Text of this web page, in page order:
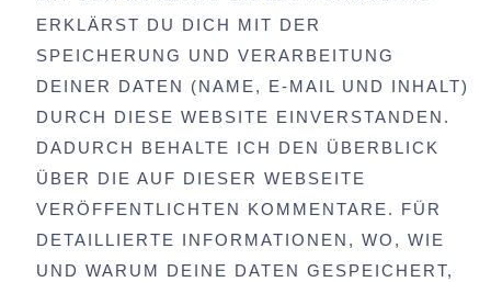
ERKLÄRST DU DICH MIT DER
SPEICHERUNG UND VERARBEITUNG
DEINER DATEN (NAME, E-MAIL UND INHALT)
DURCH DIESE WEBSITE EINVERSTANDEN.
DADURCH BEHALTE ICH DEN ÜBERBLICK
ÜBER DIE AUF DIESER WEBSEITE
VERÖFFENTLICHTEN KOMMENTARE. FÜR
DETAILLIERTE INFORMATIONEN, WO, WIE
UND WARUM DEINE DATEN GESPEICHERT,